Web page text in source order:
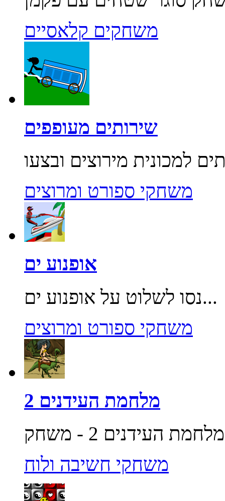
משחקים קלאסיים
שירותים מעופפים
משחקי ספורט ומרוצים
אופנוע ים
נסו לשלוט על אופנוע ים...
משחקי ספורט ומרוצים
מלחמת העידנים 2
משחקי חשיבה ולוח